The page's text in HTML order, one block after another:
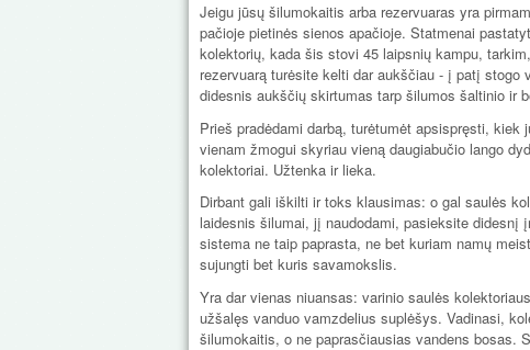
Jeigu jūsų šilumokaitis arba rezervuaras yra
pačioje pietinės sienos apačioje. Statmenai
kolektorių, kada šis stovi 45 laipsnių kampu,
rezervuarą turėsite kelti dar aukščiau - į patį
didesnis aukščių skirtumas tarp šilumos šaltinio ir
Prieš pradėdami darbą, turėtumėt apsispręsti,
vienam žmogui skyriau vieną daugiabučio lango
kolektoriai. Užtenka ir lieka.
Dirbant gali iškilti ir toks klausimas: o gal saulės
laidesnis šilumai, jį naudodami, pasieksite
sistema ne taip paprasta, ne bet kuriam namų
sujungti bet kuris savamokslis.
Yra dar vienas niuansas: varinio saulės
užšalęs vanduo vamzdelius suplėšys. Vadinasi,
šilumokaitis, o ne paprasčiausias vandens bosas.